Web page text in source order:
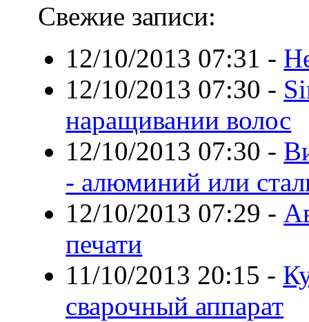
Свежие записи:
12/10/2013 07:31 -
12/10/2013 07:30 -
наращивании волос
12/10/2013 07:30 -
- алюминий или
12/10/2013 07:29 -
печати
11/10/2013 20:15 -
сварочный аппарат